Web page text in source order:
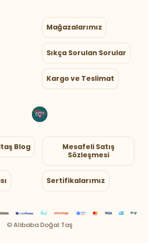
Mağazalarımız
Sıkça Sorulan Sorular
Kargo ve Teslimat
Blog
Mesafeli Satış
Sözleşmesi
Sertifikalarımız